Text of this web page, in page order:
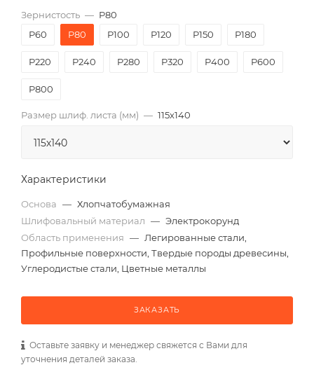
Зернистость — P80
P60
P80 P100 P120 P150 P180
P220 P240 P280 P320 P400 P600
P800
Размер шлиф. листа (мм) — 115х140
Характеристики
Основа — Хлопчатобумажная
Шлифовальный материал — Электрокорунд
Область применения — Легированные стали,
Профильные поверхности, Твердые породы древесины,
Углеродистые стали, Цветные металлы
ЗАКАЗАТЬ
Оставьте заявку и менеджер свяжется с Вами для
уточнения деталей заказа.